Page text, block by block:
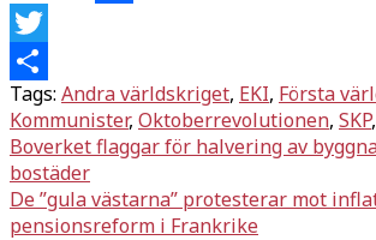
Facebook
Twitter
Dela
Tags: Andra världskriget, EKI, Första
Kommunister, Oktoberrevolutionen, SKP,
Inläggsnavigering
Boverket flaggar för halvering av
bostäder
De ”gula västarna” protesterar mot
pensionsreform i Frankrike